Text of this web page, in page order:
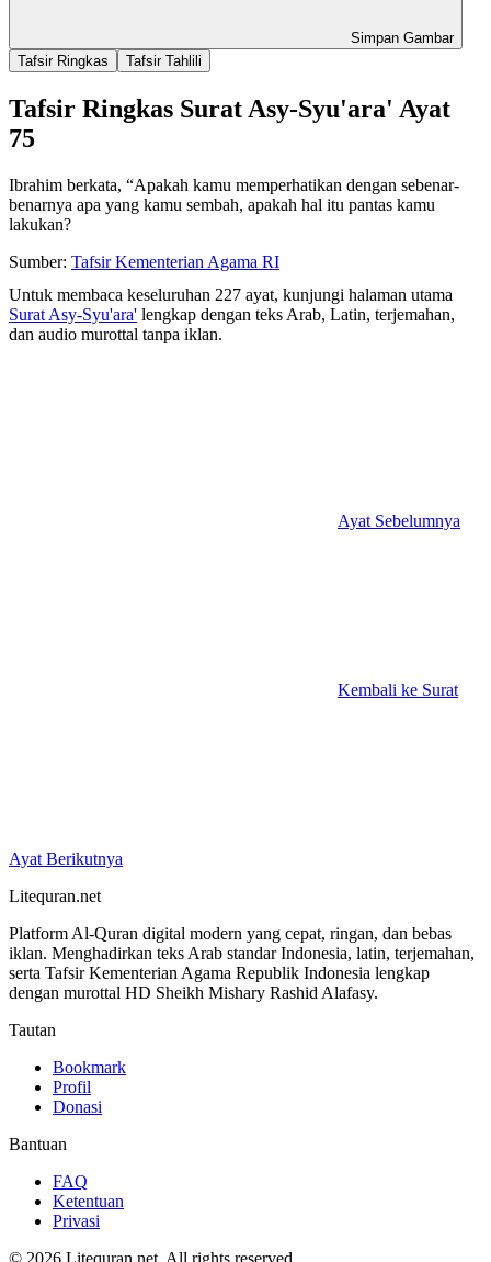
Simpan Gambar
Tafsir Ringkas
Tafsir Tahlili
Tafsir Ringkas Surat Asy-Syu'ara' Ayat
75
Ibrahim berkata, “Apakah kamu memperhatikan dengan sebenar-
benarnya apa yang kamu sembah, apakah hal itu pantas kamu
lakukan?
Sumber: Tafsir Kementerian Agama RI
Untuk membaca keseluruhan 227 ayat, kunjungi halaman utama
Surat Asy-Syu'ara' lengkap dengan teks Arab, Latin, terjemahan,
dan audio murottal tanpa iklan.
Ayat Sebelumnya
Kembali ke Surat
Ayat Berikutnya
Litequran.net
Platform Al-Quran digital modern yang cepat, ringan, dan bebas
iklan. Menghadirkan teks Arab standar Indonesia, latin, terjemahan,
serta Tafsir Kementerian Agama Republik Indonesia lengkap
dengan murottal HD Sheikh Mishary Rashid Alafasy.
Tautan
Bookmark
Profil
Donasi
Bantuan
FAQ
Ketentuan
Privasi
© 2026 Litequran.net. All rights reserved.